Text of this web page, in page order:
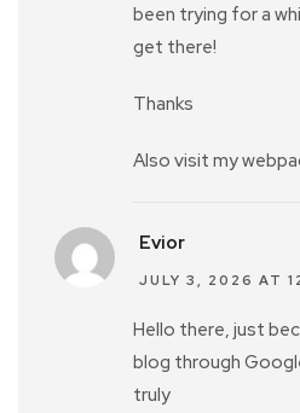
been trying for a
get there!
Thanks
Also visit my
Evior
JULY 3, 2026 AT
Hello there, just
blog through
truly